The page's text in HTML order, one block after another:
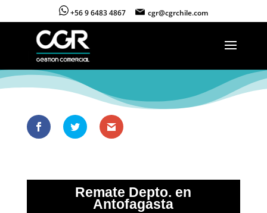
+56 9 6483 4867 cgr@cgrchile.com
Remate Depto. en
Antofagasta